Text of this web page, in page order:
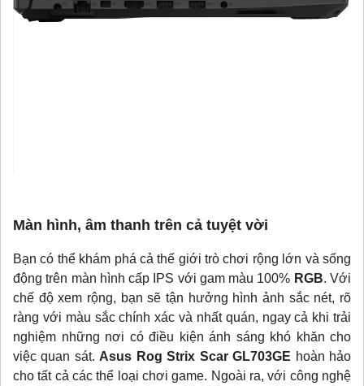
Màn hình, âm thanh trên cả tuyệt vời
Bạn có thể khám phá cả thế giới trò chơi rộng lớn và sống
động trên màn hình cấp IPS với gam màu 100% RGB. Với
chế độ xem rộng, bạn sẽ tận hưởng hình ảnh sắc nét, rõ
ràng với màu sắc chính xác và nhất quán, ngay cả khi trải
nghiệm những nơi có điều kiện ánh sáng khó khăn cho
việc quan sát. Asus Rog Strix Scar GL703GE hoàn hảo
cho tất cả các thể loại chơi game. Ngoài ra, với công nghệ